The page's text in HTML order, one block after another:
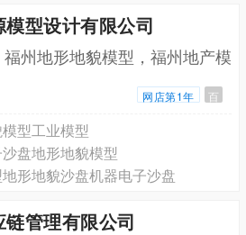
型设计有限公司
州地形地貌模型，福州地产模
网店第1年 百
型工业模型
盘地形地貌模型
形地貌沙盘机器电子沙盘
管理有限公司